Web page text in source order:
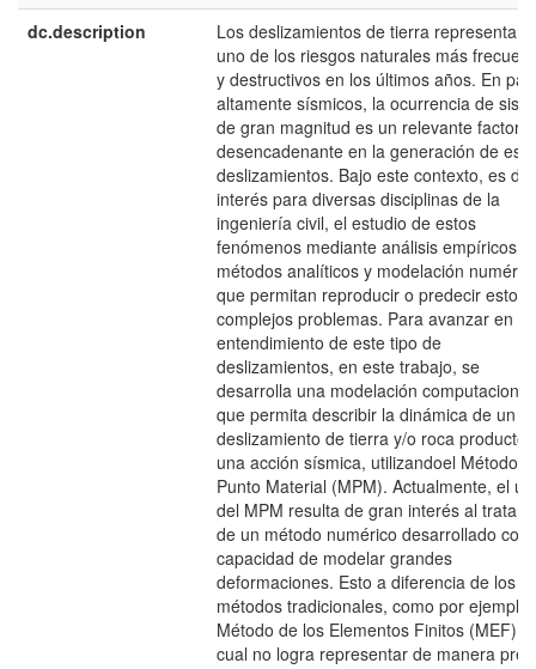
dc.description
Los deslizamientos de tierra representan
uno de los riesgos naturales más
y destructivos en los últimos años. En
altamente sísmicos, la ocurrencia de
de gran magnitud es un relevante factor
desencadenante en la generación de
deslizamientos. Bajo este contexto, es de
interés para diversas disciplinas de la
ingeniería civil, el estudio de estos
fenómenos mediante análisis empíricos,
métodos analíticos y modelación
que permitan reproducir o predecir estos
complejos problemas. Para avanzar en el
entendimiento de este tipo de
deslizamientos, en este trabajo, se
desarrolla una modelación computacional
que permita describir la dinámica de un
deslizamiento de tierra y/o roca producto
una acción sísmica, utilizandoel Método
Punto Material (MPM). Actualmente, el
del MPM resulta de gran interés al
de un método numérico desarrollado con
capacidad de modelar grandes
deformaciones. Esto a diferencia de los
métodos tradicionales, como por ejemplo
Método de los Elementos Finitos (MEF),
cual no logra representar de manera